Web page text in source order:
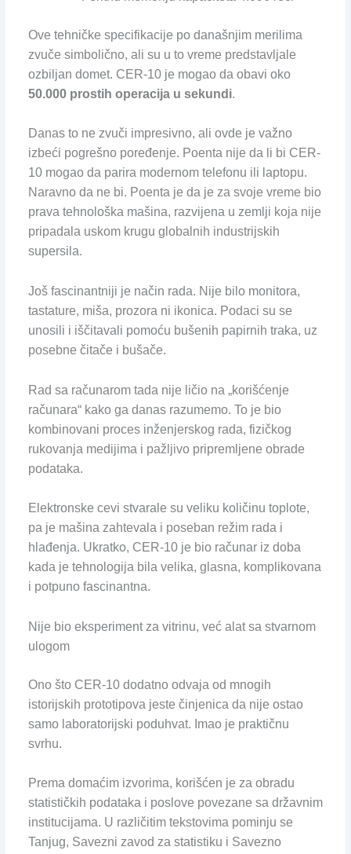
Ove tehničke specifikacije po današnjim merilima
zvuče simbolično, ali su u to vreme predstavljale
ozbiljan domet. CER-10 je mogao da obavi oko
50.000 prostih operacija u sekundi.
Danas to ne zvuči impresivno, ali ovde je važno
izbeći pogrešno poređenje. Poenta nije da li bi CER-
10 mogao da parira modernom telefonu ili laptopu.
Naravno da ne bi. Poenta je da je za svoje vreme bio
prava tehnološka mašina, razvijena u zemlji koja nije
pripadala uskom krugu globalnih industrijskih
supersila.
Još fascinantniji je način rada. Nije bilo monitora,
tastature, miša, prozora ni ikonica. Podaci su se
unosili i iščitavali pomoću bušenih papirnih traka, uz
posebne čitače i bušače.
Rad sa računarom tada nije ličio na „korišćenje
računara“ kako ga danas razumemo. To je bio
kombinovani proces inženjerskog rada, fizičkog
rukovanja medijima i pažljivo pripremljene obrade
podataka.
Elektronske cevi stvarale su veliku količinu toplote,
pa je mašina zahtevala i poseban režim rada i
hlađenja. Ukratko, CER-10 je bio računar iz doba
kada je tehnologija bila velika, glasna, komplikovana
i potpuno fascinantna.
Nije bio eksperiment za vitrinu, već alat sa stvarnom
ulogom
Ono što CER-10 dodatno odvaja od mnogih
istorijskih prototipova jeste činjenica da nije ostao
samo laboratorijski poduhvat. Imao je praktičnu
svrhu.
Prema domaćim izvorima, korišćen je za obradu
statističkih podataka i poslove povezane sa državnim
institucijama. U različitim tekstovima pominju se
Tanjug, Savezni zavod za statistiku i Savezno